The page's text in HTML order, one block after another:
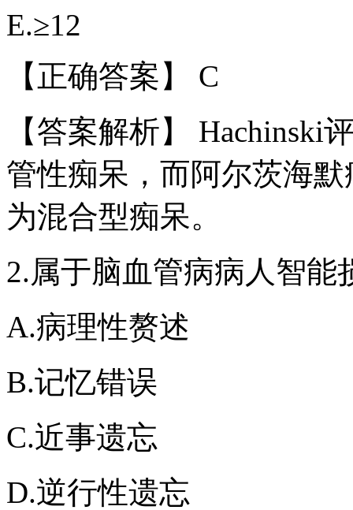
E.≥12
【正确答案】 C
【答案解析】 Hachinski
管性痴呆，而阿尔茨海
为混合型痴呆。
2.属于脑血管病病人智能
A.病理性赘述
B.记忆错误
C.近事遗忘
D.逆行性遗忘